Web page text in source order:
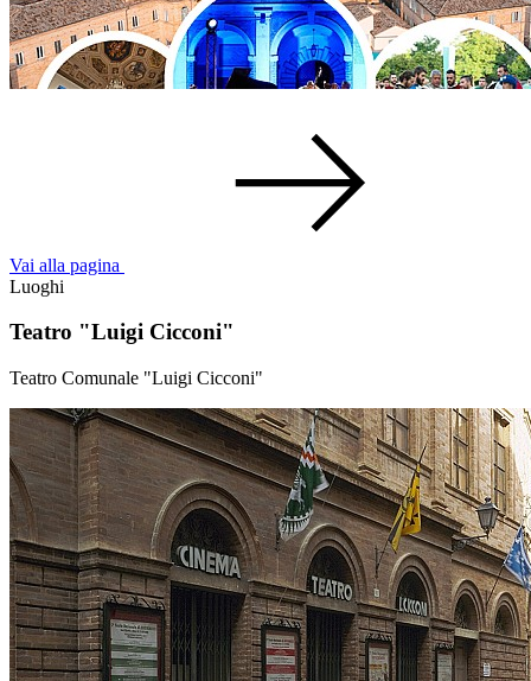
Vai alla pagina
Luoghi
Teatro "Luigi Cicconi"
Teatro Comunale "Luigi Cicconi"